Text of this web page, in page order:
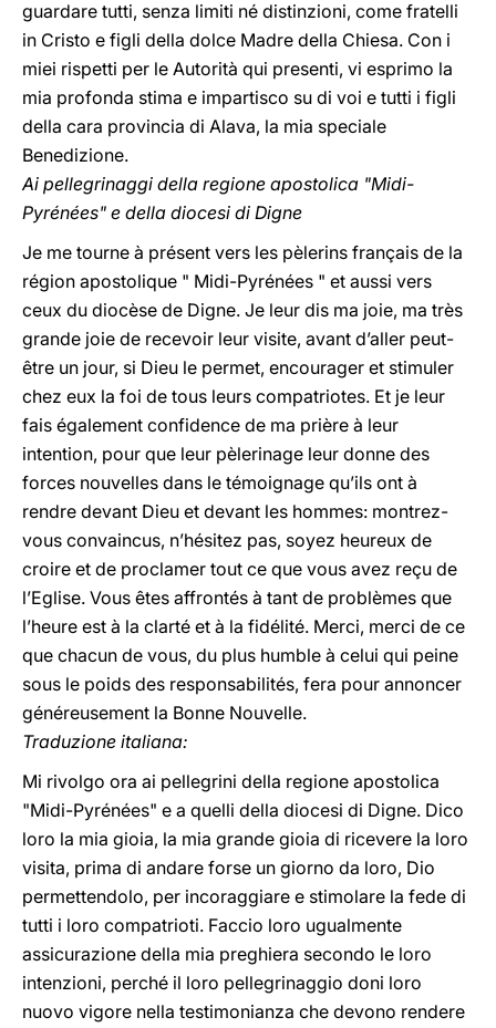
guardare tutti, senza limiti né distinzioni, come fratelli
in Cristo e figli della dolce Madre della Chiesa. Con i
miei rispetti per le Autorità qui presenti, vi esprimo la
mia profonda stima e impartisco su di voi e tutti i figli
della cara provincia di Alava, la mia speciale
Benedizione.
Ai pellegrinaggi della regione apostolica "Midi-
Pyrénées" e della diocesi di Digne
Je me tourne à présent vers les pèlerins français de la
région apostolique " Midi-Pyrénées " et aussi vers
ceux du diocèse de Digne. Je leur dis ma joie, ma très
grande joie de recevoir leur visite, avant d’aller peut-
être un jour, si Dieu le permet, encourager et stimuler
chez eux la foi de tous leurs compatriotes. Et je leur
fais également confidence de ma prière à leur
intention, pour que leur pèlerinage leur donne des
forces nouvelles dans le témoignage qu’ils ont à
rendre devant Dieu et devant les hommes: montrez-
vous convaincus, n’hésitez pas, soyez heureux de
croire et de proclamer tout ce que vous avez reçu de
l’Eglise. Vous êtes affrontés à tant de problèmes que
l’heure est à la clarté et à la fidélité. Merci, merci de ce
que chacun de vous, du plus humble à celui qui peine
sous le poids des responsabilités, fera pour annoncer
généreusement la Bonne Nouvelle.
Traduzione italiana:
Mi rivolgo ora ai pellegrini della regione apostolica
"Midi-Pyrénées" e a quelli della diocesi di Digne. Dico
loro la mia gioia, la mia grande gioia di ricevere la loro
visita, prima di andare forse un giorno da loro, Dio
permettendolo, per incoraggiare e stimolare la fede di
tutti i loro compatrioti. Faccio loro ugualmente
assicurazione della mia preghiera secondo le loro
intenzioni, perché il loro pellegrinaggio doni loro
nuovo vigore nella testimonianza che devono rendere